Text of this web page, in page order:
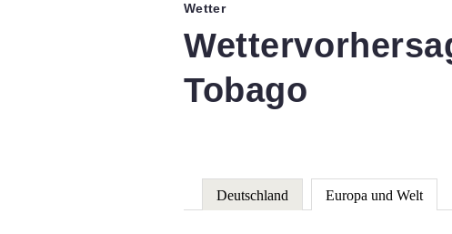
Wetter
Tobago
Deutschland Europa und Welt